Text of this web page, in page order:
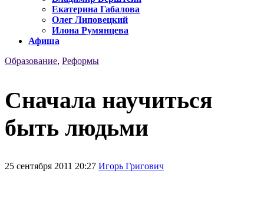
Екатерина Габалова
Олег Липовецкий
Илона Румянцева
Афиша
Образование, Реформы
Сначала научиться
быть людьми
25 сентября 2011 20:27 Игорь Григович